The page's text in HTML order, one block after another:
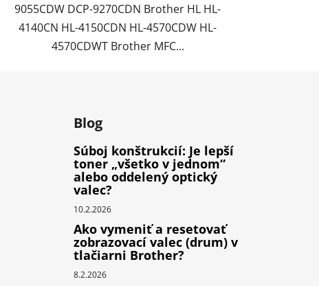
9055CDW DCP-9270CDN Brother HL HL-
4140CN HL-4150CDN HL-4570CDW HL-
4570CDWT Brother MFC...
Blog
Súboj konštrukcií: Je lepší
toner „všetko v jednom“
alebo oddelený optický
valec?
10.2.2026
Ako vymeniť a resetovať
zobrazovací valec (drum) v
tlačiarni Brother?
8.2.2026